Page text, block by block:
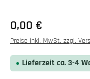
0,00 €
Preise inkl. MwSt. zzgl.
Lieferzeit ca. 3-4